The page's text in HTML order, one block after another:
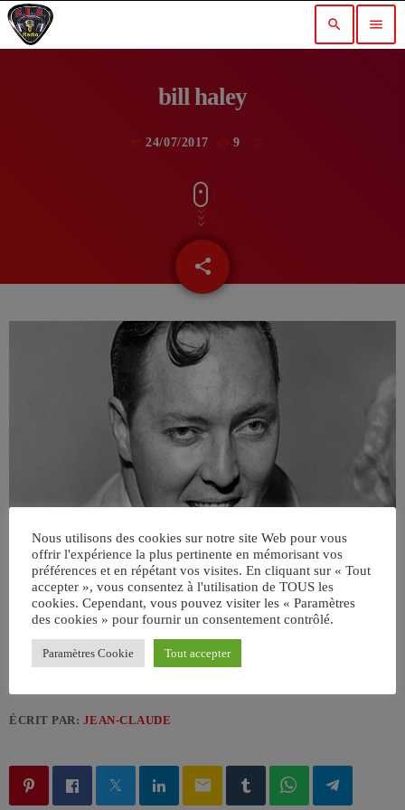
search menu
bill haley
24/07/2017 9
share
email
ÉCRIT PAR: JEAN-CLAUDE
email
Nous utilisons des cookies sur notre site Web pour vous
offrir l'expérience la plus pertinente en mémorisant vos
préférences et en répétant vos visites. En cliquant sur « Tout
accepter », vous consentez à l'utilisation de TOUS les
cookies. Cependant, vous pouvez visiter les « Paramètres
des cookies » pour fournir un consentement contrôlé.
Paramètres Cookie Tout accepter